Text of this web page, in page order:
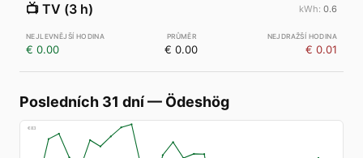
📺 TV (3 h) 0.6
€ 0.00 € 0.00 € 0.01
Posledních 31 dní— Ödeshög
€83